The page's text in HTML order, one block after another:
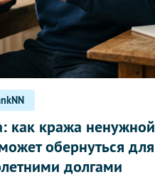
как кража ненужной
обернуться для
долгами